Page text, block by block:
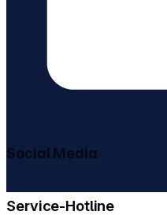
Service-Hotline
Social Media